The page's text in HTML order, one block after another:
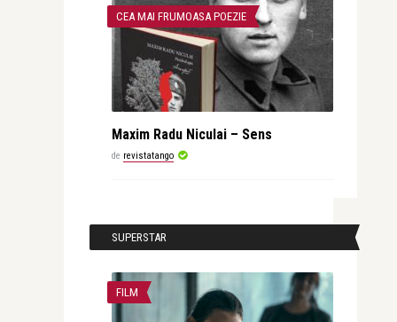
CEA MAI FRUMOASA POEZIE
Maxim Radu Niculai – Sens
de revistatango
SUPERSTAR
FILM